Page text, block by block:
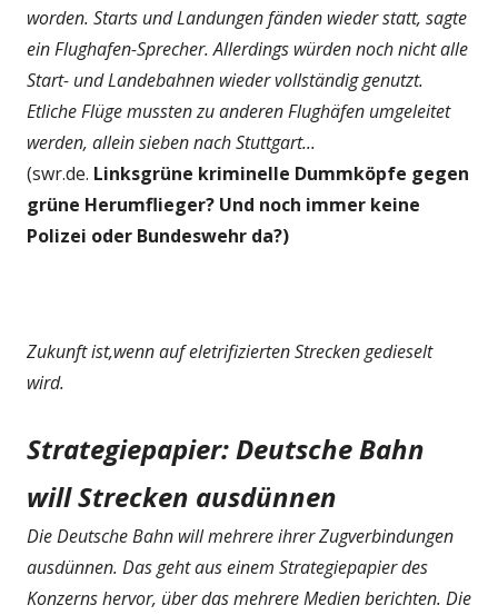
worden. Starts und Landungen fänden wieder statt, sagte
ein Flughafen-Sprecher. Allerdings würden noch nicht alle
Start- und Landebahnen wieder vollständig genutzt.
Etliche Flüge mussten zu anderen Flughäfen umgeleitet
werden, allein sieben nach Stuttgart...
(swr.de. Linksgrüne kriminelle Dummköpfe gegen
grüne Herumflieger? Und noch immer keine
Polizei oder Bundeswehr da?)
Zukunft ist,wenn auf eletrifizierten Strecken gedieselt
wird.
Strategiepapier: Deutsche Bahn
will Strecken ausdünnen
Die Deutsche Bahn will mehrere ihrer Zugverbindungen
ausdünnen. Das geht aus einem Strategiepapier des
Konzerns hervor, über das mehrere Medien berichten. Die